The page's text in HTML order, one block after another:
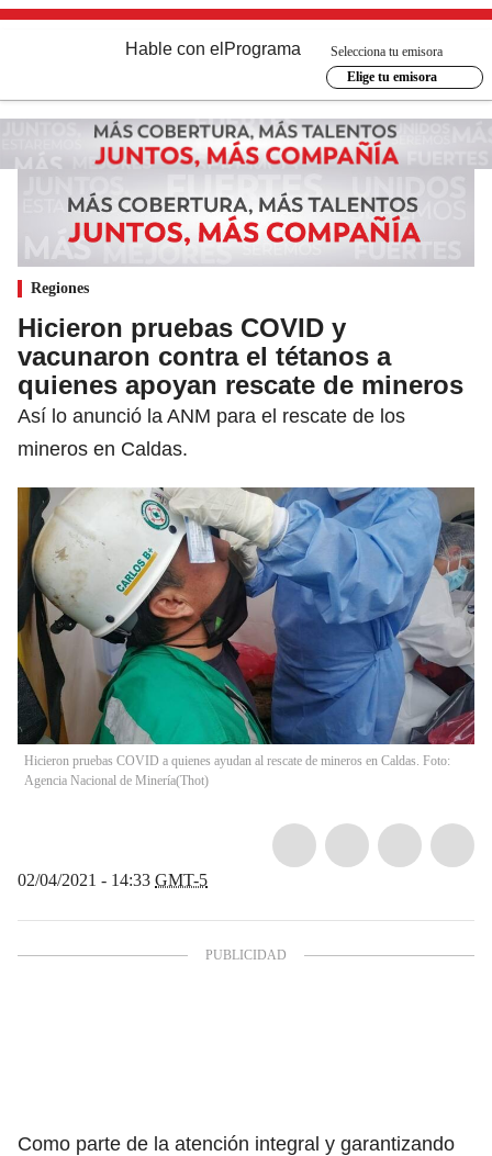
Hable con el Programa
Selecciona tu emisora
Elige tu emisora
Regiones
Hicieron pruebas COVID y
vacunaron contra el tétanos a
quienes apoyan rescate de mineros
Así lo anunció la ANM para el rescate de los
mineros en Caldas.
Hicieron pruebas COVID a quienes ayudan al rescate de mineros en Caldas. Foto:
Agencia Nacional de Minería(Thot)
02/04/2021 - 14:33 GMT-5
Como parte de la atención integral y garantizando